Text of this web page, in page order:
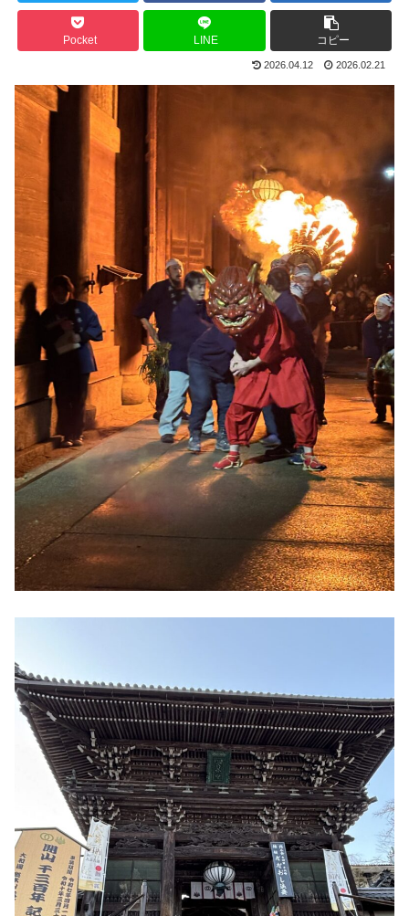
Pocket LINE コピー
2026.04.12 2026.02.21